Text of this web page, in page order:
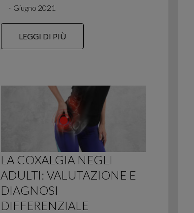
∙ Giugno 2021
LEGGI DI PIÙ
LA COXALGIA NEGLI
ADULTI: VALUTAZIONE E
DIAGNOSI
DIFFERENZIALE